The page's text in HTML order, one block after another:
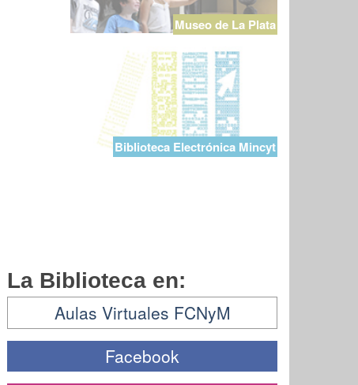
Museo de La Plata
Biblioteca Electrónica Mincyt
La Biblioteca en:
Aulas Virtuales FCNyM
Facebook